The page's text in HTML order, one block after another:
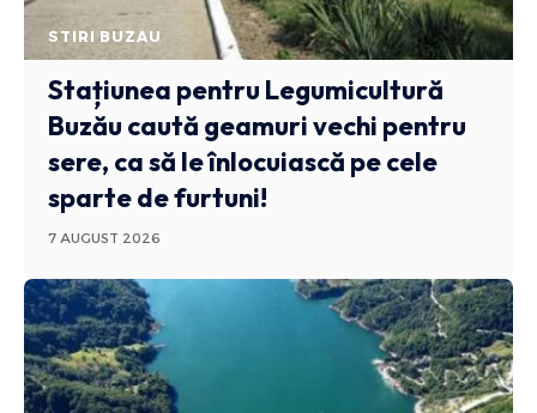
STIRI BUZAU
Stațiunea pentru Legumicultură
Buzău caută geamuri vechi pentru
sere, ca să le înlocuiască pe cele
sparte de furtuni!
7 AUGUST 2026